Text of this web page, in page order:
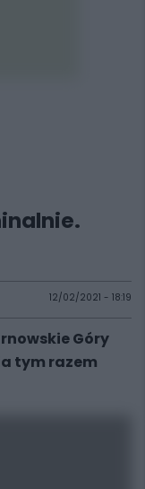
12/02/2021 - 18:19
Góry
tym razem